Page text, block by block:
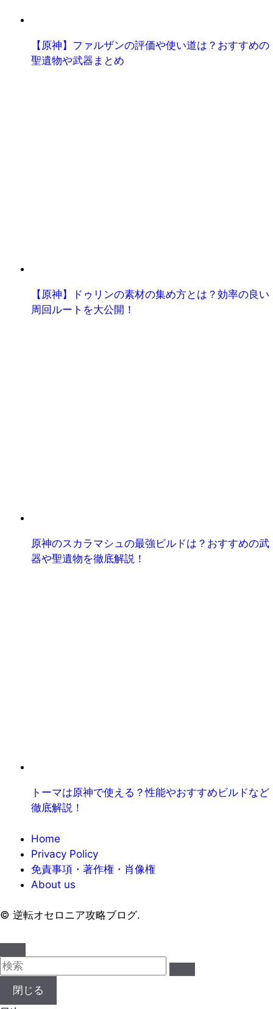
【原神】ファルザンの評価や使い道は？おすすめの
聖遺物や武器まとめ
【原神】ドゥリンの素材の集め方とは？効率の良い
周回ルートを大公開！
原神のスカラマシュの最強ビルドは？おすすめの武
器や聖遺物を徹底解説！
トーマは原神で使える？性能やおすすめビルドなど
徹底解説！
Home
Privacy Policy
免責事項・著作権・肖像権
About us
© 逆転オセロニア攻略ブログ.
閉じる